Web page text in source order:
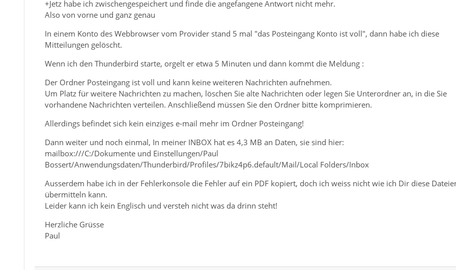
+Jetz habe ich zwischengespeichert und finde die angefangene Antwort nicht mehr.
Also von vorne und ganz genau
In einem Konto des Webbrowser vom Provider stand 5 mal "das Posteingang Konto ist voll", dann habe ich diese
Mitteilungen gelöscht.
Wenn ich den Thunderbird starte, orgelt er etwa 5 Minuten und dann kommt die Meldung :
Der Ordner Posteingang ist voll und kann keine weiteren Nachrichten aufnehmen.
Um Platz für weitere Nachrichten zu machen, löschen Sie alte Nachrichten oder legen Sie Unterordner an, in die Sie
vorhandene Nachrichten verteilen. Anschließend müssen Sie den Ordner bitte komprimieren.
Allerdings befindet sich kein einziges e-mail mehr im Ordner Posteingang!
Dann weiter und noch einmal, In meiner INBOX hat es 4,3 MB an Daten, sie sind hier:
mailbox:///C:/Dokumente und Einstellungen/Paul
Bossert/Anwendungsdaten/Thunderbird/Profiles/7bikz4p6.default/Mail/Local Folders/Inbox
Ausserdem habe ich in der Fehlerkonsole die Fehler auf ein PDF kopiert, doch ich weiss nicht wie ich Dir diese
übermitteln kann.
Leider kann ich kein Englisch und versteh nicht was da drinn steht!
Herzliche Grüsse
Paul